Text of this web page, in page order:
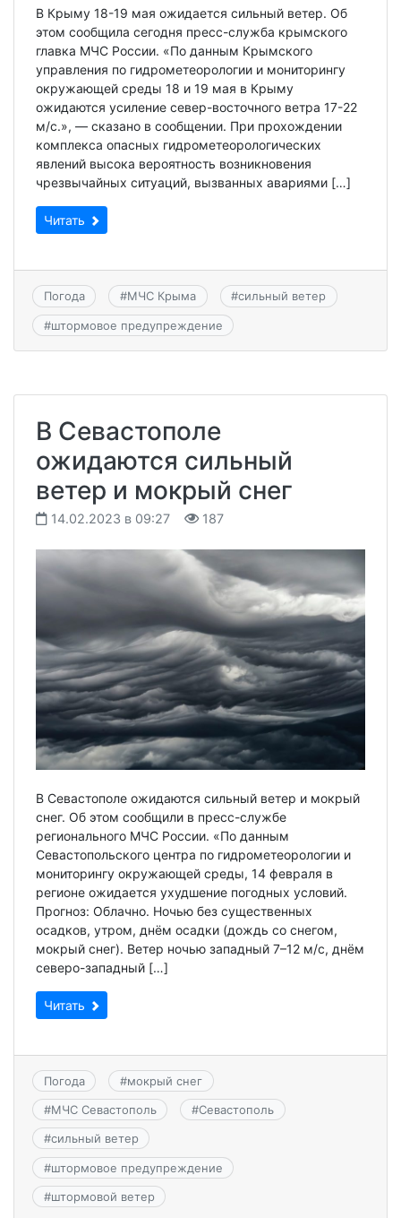
В Крыму 18-19 мая ожидается сильный ветер. Об
этом сообщила сегодня пресс-служба крымского
главка МЧС России. «По данным Крымского
управления по гидрометеорологии и мониторингу
окружающей среды 18 и 19 мая в Крыму
ожидаются усиление север-восточного ветра 17-22
м/с.», — сказано в сообщении. При прохождении
комплекса опасных гидрометеорологических
явлений высока вероятность возникновения
чрезвычайных ситуаций, вызванных авариями […]
Читать
Погода #МЧС Крыма #сильный ветер
#штормовое предупреждение
В Севастополе
ожидаются сильный
ветер и мокрый снег
14.02.2023 в 09:27 187
В Севастополе ожидаются сильный ветер и мокрый
снег. Об этом сообщили в пресс-службе
регионального МЧС России. «По данным
Севастопольского центра по гидрометеорологии и
мониторингу окружающей среды, 14 февраля в
регионе ожидается ухудшение погодных условий.
Прогноз: Облачно. Ночью без существенных
осадков, утром, днём осадки (дождь со снегом,
мокрый снег). Ветер ночью западный 7–12 м/с, днём
северо-западный […]
Читать
Погода #мокрый снег
#МЧС Севастополь #Севастополь
#сильный ветер
#штормовое предупреждение
#штормовой ветер